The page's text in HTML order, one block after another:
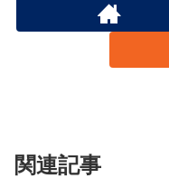
関連記事